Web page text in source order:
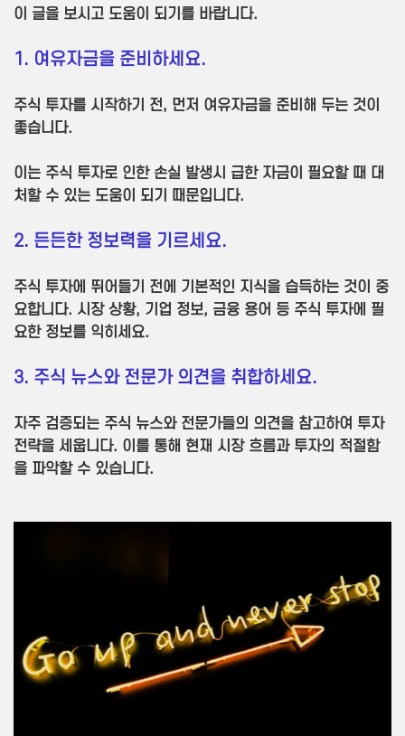
이 글을 보시고 도움이 되기를 바랍니다.
1. 여유자금을 준비하세요.
주식 투자를 시작하기 전, 먼저 여유자금을 준비해 두는 것이
좋습니다.
이는 주식 투자로 인한 손실 발생시 급한 자금이 필요할 때 대
처할 수 있는 도움이 되기 때문입니다.
2. 든든한 정보력을 기르세요.
주식 투자에 뛰어들기 전에 기본적인 지식을 습득하는 것이 중
요합니다. 시장 상황, 기업 정보, 금융 용어 등 주식 투자에 필
요한 정보를 익히세요.
3. 주식 뉴스와 전문가 의견을 취합하세요.
자주 검증되는 주식 뉴스와 전문가들의 의견을 참고하여 투자
전략을 세웁니다. 이를 통해 현재 시장 흐름과 투자의 적절함
을 파악할 수 있습니다.